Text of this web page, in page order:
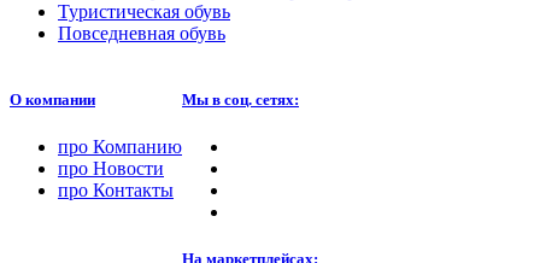
Туристическая обувь
Повседневная обувь
О компании
про Компанию
про Новости
про Контакты
Мы в соц. сетях:
На маркетплейсах: